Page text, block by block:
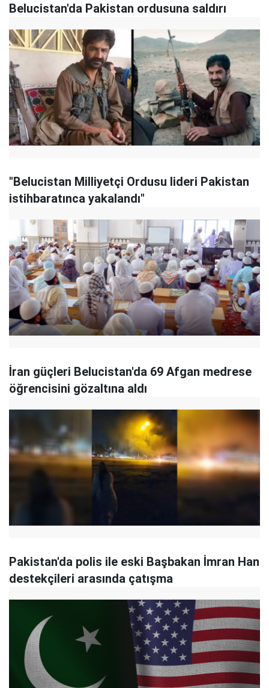
Belucistan'da Pakistan ordusuna saldırı
"Belucistan Milliyetçi Ordusu lideri Pakistan
istihbaratınca yakalandı"
İran güçleri Belucistan'da 69 Afgan medrese
öğrencisini gözaltına aldı
Pakistan'da polis ile eski Başbakan İmran Han
destekçileri arasında çatışma